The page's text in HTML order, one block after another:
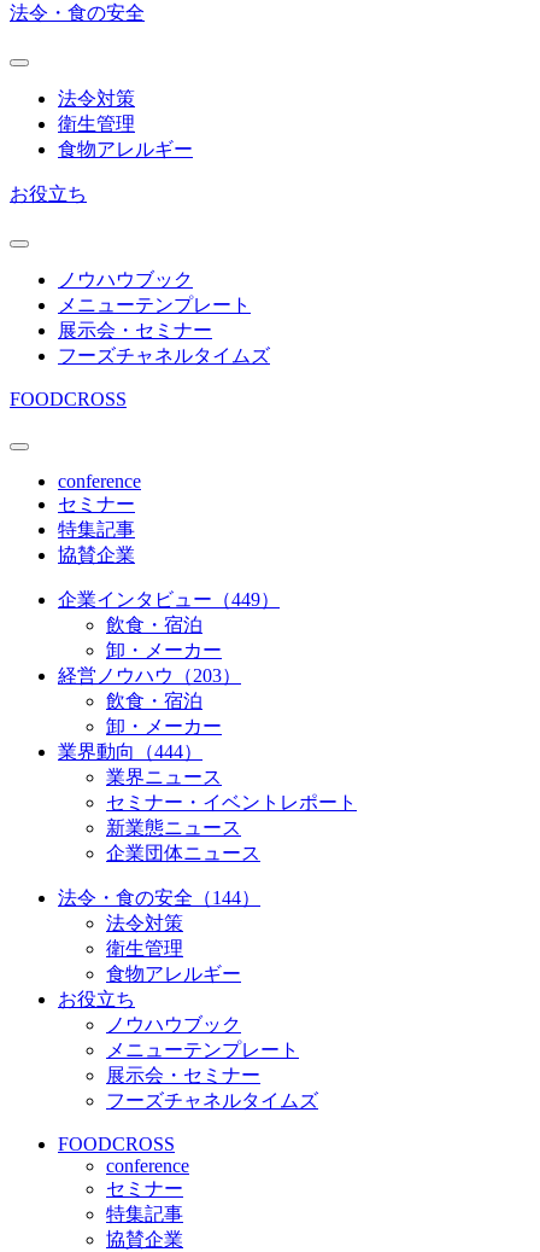
法令・食の安全
法令対策
衛生管理
食物アレルギー
お役立ち
ノウハウブック
メニューテンプレート
展示会・セミナー
フーズチャネルタイムズ
FOODCROSS
conference
セミナー
特集記事
協賛企業
企業インタビュー（449）
飲食・宿泊
卸・メーカー
経営ノウハウ（203）
飲食・宿泊
卸・メーカー
業界動向（444）
業界ニュース
セミナー・イベントレポート
新業態ニュース
企業団体ニュース
法令・食の安全（144）
法令対策
衛生管理
食物アレルギー
お役立ち
ノウハウブック
メニューテンプレート
展示会・セミナー
フーズチャネルタイムズ
FOODCROSS
conference
セミナー
特集記事
協賛企業